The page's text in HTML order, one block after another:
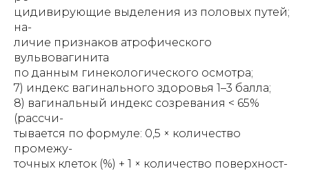
цидивирующие выделения из половых путей;
на-
личие признаков атрофического
вульвовагинита
по данным гинекологического осмотра;
7) индекс вагинального здоровья 1–3 балла;
8) вагинальный индекс созревания < 65%
(рассчи-
тывается по формуле: 0,5 × количество
промежу-
точных клеток (%) + 1 × количество поверхност-